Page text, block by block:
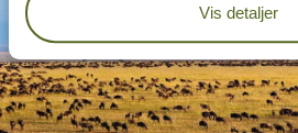
Vis detaljer